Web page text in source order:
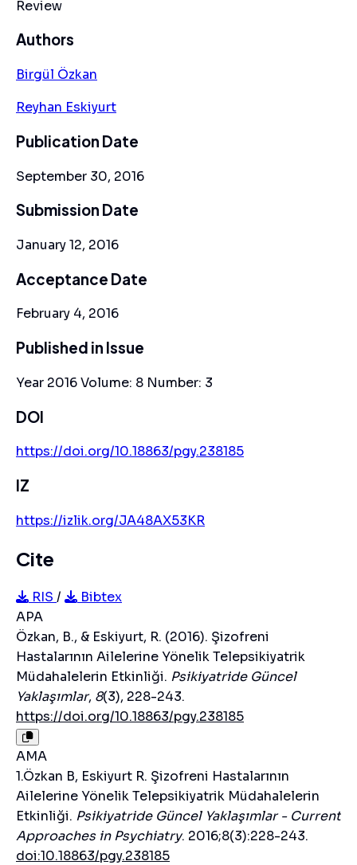
Review
Authors
Birgül Özkan
Reyhan Eskiyurt
Publication Date
September 30, 2016
Submission Date
January 12, 2016
Acceptance Date
February 4, 2016
Published in Issue
Year 2016 Volume: 8 Number: 3
DOI
https://doi.org/10.18863/pgy.238185
IZ
https://izlik.org/JA48AX53KR
Cite
RIS /
Bibtex
APA
Özkan, B., & Eskiyurt, R. (2016). Şizofreni
Hastalarının Ailelerine Yönelik Telepsikiyatrik
Müdahalelerin Etkinliği. Psikiyatride Güncel
Yaklaşımlar, 8(3), 228-243.
https://doi.org/10.18863/pgy.238185
AMA
1.Özkan B, Eskiyurt R. Şizofreni Hastalarının
Ailelerine Yönelik Telepsikiyatrik Müdahalelerin
Etkinliği. Psikiyatride Güncel Yaklaşımlar - Current
Approaches in Psychiatry. 2016;8(3):228-243.
doi:10.18863/pgy.238185